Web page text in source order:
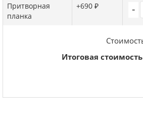
Притворная
планка
+690 ₽ -
Итоговая